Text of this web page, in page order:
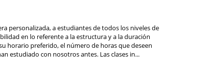
personalizada, a estudiantes de todos los niveles de
en lo referente a la estructura y a la duración
horario preferido, el número de horas que deseen
estudiado con nosotros antes. Las clases in...